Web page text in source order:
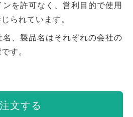
を許可なく、営利目的で使用
られています。
、製品名はそれぞれの会社の
す。
注文する